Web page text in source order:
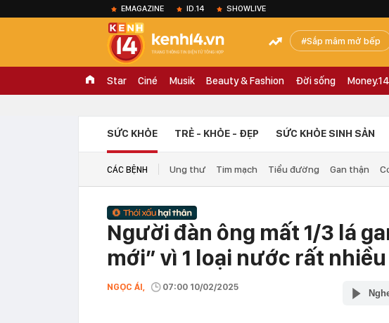
EMAGAZINE ID.14 SHOWLIVE
Sắp mâm mở bếp
Star Ciné Musik Beauty & Fashion Đời sống Money.14
SỨC KHỎE TRẺ - KHỎE - ĐẸP SỨC KHỎE SINH SẢN
CÁC BỆNH Ung thư Tim mạch Tiểu đường Gan thận
Người đàn ông mất 1/3 lá
mới” vì 1 loại nước rất
NGỌC ÁI, 07:00 10/02/2025